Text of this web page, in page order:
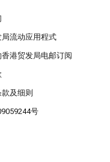
流动应用程式
港贸发局电邮订阅
及细则
号